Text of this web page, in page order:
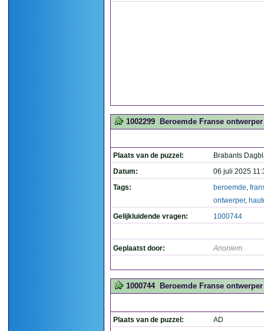
1002299 Beroemde Franse
Plaats van de puzzel:
Brabants
Datum:
06 juli 2025
Tags:
beroemde,
ontwerper,
Gelijkluidende vragen:
1000744
Geplaatst door: Anoniem
1000744 Beroemde Franse
Plaats van de puzzel:
AD